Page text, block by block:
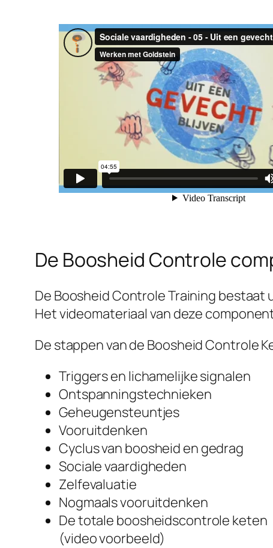
De Boosheid Controle
De Boosheid Controle Training bestaat
Het videomateriaal van deze
De stappen van de Boosheid Controle
Triggers en lichamelijke signalen
Ontspanningstechnieken
Geheugensteuntjes
Vooruitdenken
Cyclus van boosheid en gedrag
Sociale vaardigheden
Zelfevaluatie
Nogmaals vooruitdenken
De totale boosheidscontrole keten
(video voorbeeld)